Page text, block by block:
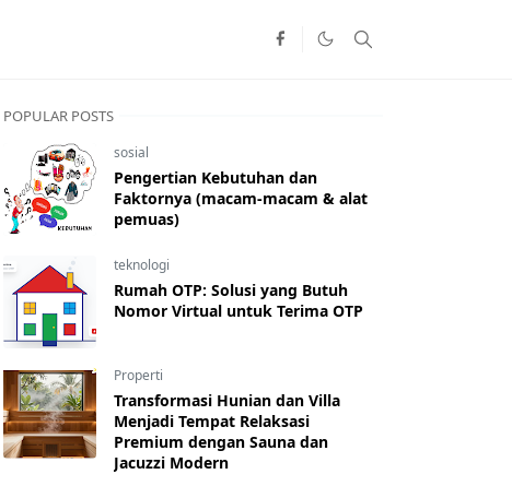
POPULAR POSTS
sosial
Pengertian Kebutuhan dan
Faktornya (macam-macam & alat
pemuas)
teknologi
Rumah OTP: Solusi yang Butuh
Nomor Virtual untuk Terima OTP
Properti
Transformasi Hunian dan Villa
Menjadi Tempat Relaksasi
Premium dengan Sauna dan
Jacuzzi Modern